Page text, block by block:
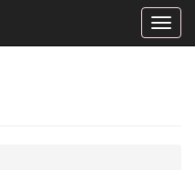
Toggle